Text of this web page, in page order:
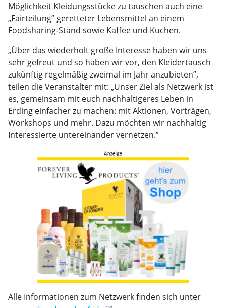
Möglichkeit Kleidungsstücke zu tauschen auch eine
„Fairteilung” geretteter Lebensmittel an einem
Foodsharing-Stand sowie Kaffee und Kuchen.
„Über das wiederholt große Interesse haben wir uns
sehr gefreut und so haben wir vor, den Kleidertausch
zukünftig regelmäßig zweimal im Jahr anzubieten”,
teilen die Veranstalter mit: „Unser Ziel als Netzwerk ist
es, gemeinsam mit euch nachhaltigeres Leben in
Erding einfacher zu machen: mit Aktionen, Vorträgen,
Workshops und mehr. Dazu möchten wir nachhaltig
Interessierte untereinander vernetzen.”
Alle Informationen zum Netzwerk finden sich unter